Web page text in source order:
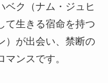
ベク（ナム・ジュヒ
て生きる宿命を持つ
）が出会い、禁断の
ンスです。